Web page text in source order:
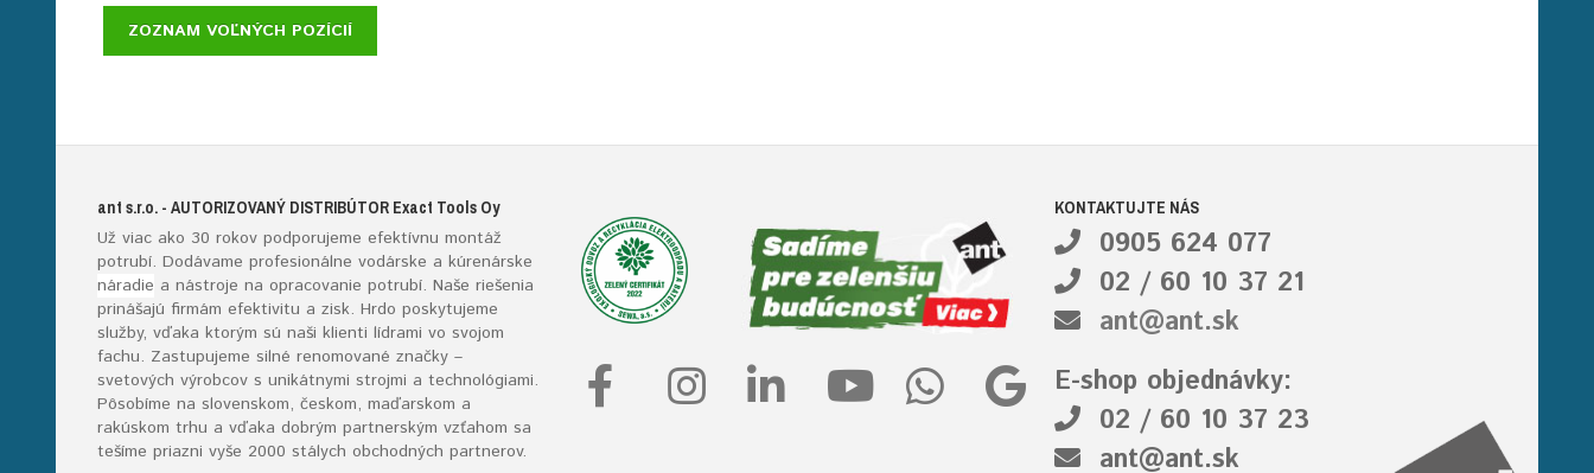
ZOZNAM VOĽNÝCH POZÍCIÍ
ant s.r.o. - AUTORIZOVANÝ DISTRIBÚTOR Exact Tools Oy
Už viac ako 30 rokov podporujeme efektívnu montáž
potrubí. Dodávame profesionálne vodárske a kúrenárske
náradie a nástroje na opracovanie potrubí. Naše riešenia
prinášajú firmám efektivitu a zisk. Hrdo poskytujeme
služby, vďaka ktorým sú naši klienti lídrami vo svojom
fachu. Zastupujeme silné renomované značky –
svetových výrobcov s unikátnymi strojmi a technológiami.
Pôsobíme na slovenskom, českom, maďarskom a
rakúskom trhu a vďaka dobrým partnerským vzťahom sa
tešíme priazni vyše 2000 stálych obchodných partnerov.
KONTAKTUJTE NÁS
0905 624 077
02 / 60 10 37 21
ant@ant.sk
E-shop objednávky:
02 / 60 10 37 23
ant@ant.sk